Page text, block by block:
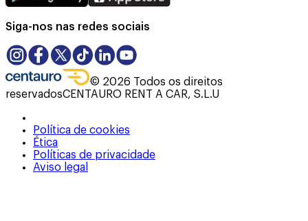
Siga-nos nas redes sociais
© 2026 Todos os direitos
reservadosCENTAURO RENT A CAR, S.L.U
Política de cookies
Ética
Políticas de privacidade
Aviso legal